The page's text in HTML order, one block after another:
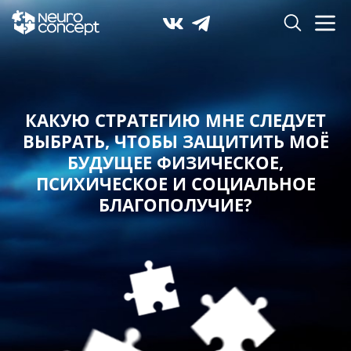
КАКУЮ СТРАТЕГИЮ МНЕ СЛЕДУЕТ
ВЫБРАТЬ,ЧТОБЫ ЗАЩИТИТЬ МОЁ
БУДУЩЕЕ ФИЗИЧЕСКОЕ,
ПСИХИЧЕСКОЕ И СОЦИАЛЬНОЕ
БЛАГОПОЛУЧИЕ?